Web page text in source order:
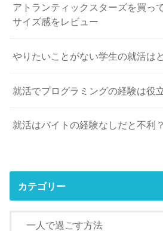
アトランティックスターズを買っ
サイズ感をレビュー
やりたいことがない学生の就活は
就活でプログラミングの経験は役
就活はバイトの経験なしだと不利？
カテゴリー